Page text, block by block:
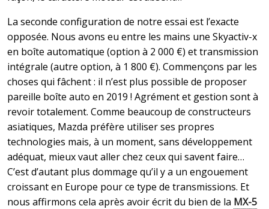
La seconde configuration de notre essai est l’exacte
opposée. Nous avons eu entre les mains une Skyactiv-x
en boîte automatique (option à 2 000 €) et transmission
intégrale (autre option, à 1 800 €). Commençons par les
choses qui fâchent : il n’est plus possible de proposer
pareille boîte auto en 2019 ! Agrément et gestion sont à
revoir totalement. Comme beaucoup de constructeurs
asiatiques, Mazda préfère utiliser ses propres
technologies mais, à un moment, sans développement
adéquat, mieux vaut aller chez ceux qui savent faire…
C’est d’autant plus dommage qu’il y a un engouement
croissant en Europe pour ce type de transmissions. Et
nous affirmons cela après avoir écrit du bien de la MX-5